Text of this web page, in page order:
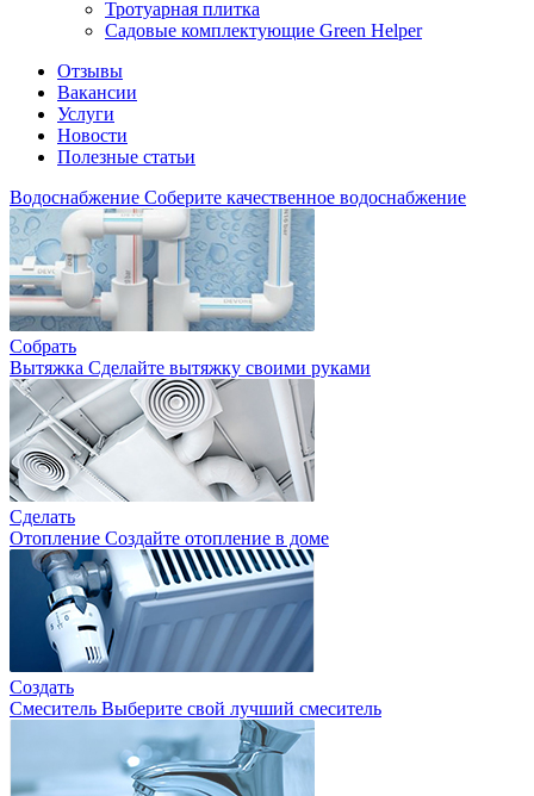
Тротуарная плитка
Садовые комплектующие Green Helper
Отзывы
Вакансии
Услуги
Новости
Полезные статьи
Водоснабжение Соберите качественное водоснабжение
Собрать
Вытяжка Сделайте вытяжку своими руками
Сделать
Отопление Создайте отопление в доме
Создать
Смеситель Выберите свой лучший смеситель